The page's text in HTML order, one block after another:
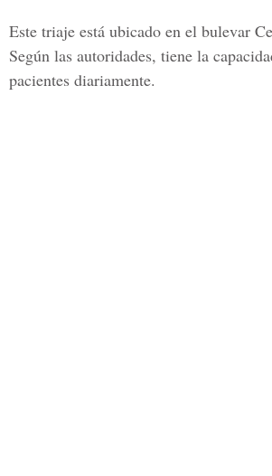
Este triaje está ubicado en el bulevar
Según las autoridades, tiene la
pacientes diariamente.